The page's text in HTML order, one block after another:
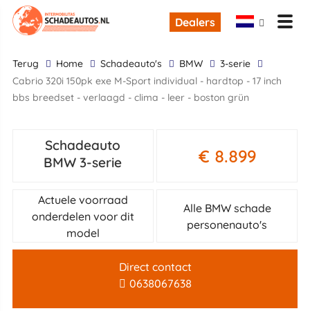
Dealers
terug Home Schadeauto's BMW
3-serie
cabrio 320i 150pk exe M-Sport individual - hardtop - 17 inch
bbs breedset - verlaagd - clima - leer - boston grün
Schadeauto
BMW 3-serie
€ 8.899
Actuele voorraad
onderdelen voor dit
model
Alle BMW schade
personenauto's
Direct contact
0638067638